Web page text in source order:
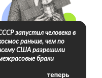
запустил человека в
раньше, чем по
США разрешили
браки